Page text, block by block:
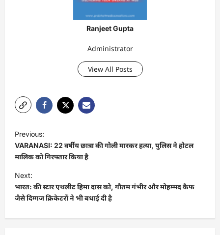
Ranjeet Gupta
Administrator
View All Posts
o
s
t
n
a
v
Previous:
VARANASI: 22 वर्षीय छात्रा की गोली मारकर हत्या, पुलिस ने होटल
मालिक को गिरफ्तार किया है
Next:
भारत: की स्टार एथलीट हिमा दास को, गौतम गंभीर और मोहम्मद कैफ
जैसे दिग्गज क्रिकेटरों ने भी बधाई दी है